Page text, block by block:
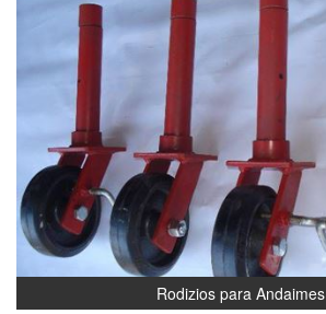
Rodizios para Andaimes